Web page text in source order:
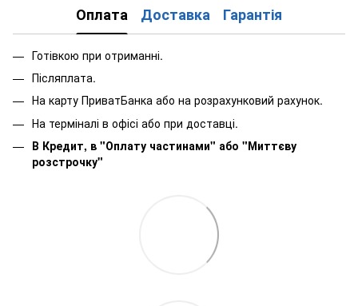
Оплата Доставка Гарантія
Готівкою при отриманні.
Післяплата.
На карту ПриватБанка або на розрахунковий рахунок.
На терміналі в офісі або при доставці.
В Кредит, в "Оплату частинами" або "Миттєву
розстрочку"